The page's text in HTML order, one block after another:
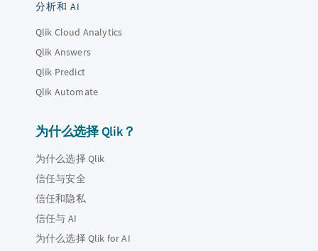
分析和 AI
Qlik Cloud Analytics
Qlik Answers
Qlik Predict
Qlik Automate
为什么选择 Qlik？
为什么选择 Qlik
信任与安全
信任和隐私
信任与 AI
为什么选择 Qlik for AI